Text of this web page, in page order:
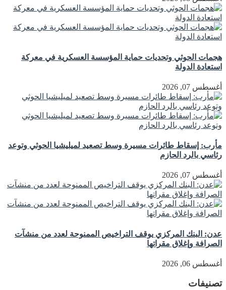
هجمات الحوثي وتحديات حماية المؤسسة العسكرية في معركة
استعادة الدولة
أغسطس 07, 2026
مأرب: إسقاط طائرات مسيرة وسط تصعيد لميليشيا الحوثي وتوعد
رئاسي بالرد الحازم
أغسطس 07, 2026
عدن: البنك المركزي يوقف التراخيص الممنوحة لعدد من منشآت
الصرافة وإغلاق مقراتها
أغسطس 06, 2026
تصنيفات